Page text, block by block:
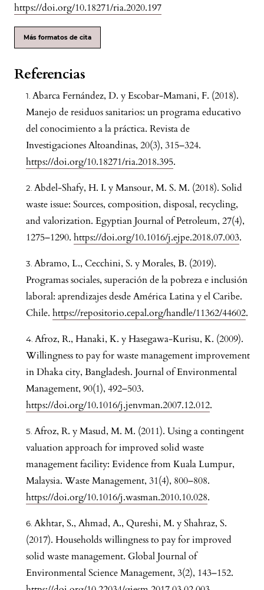
https://doi.org/10.18271/ria.2020.197
Más formatos de cita
Referencias
Abarca Fernández, D. y Escobar-Mamani, F. (2018).
Manejo de residuos sanitarios: un programa educativo
del conocimiento a la práctica. Revista de
Investigaciones Altoandinas, 20(3), 315–324.
https://doi.org/10.18271/ria.2018.395.
Abdel-Shafy, H. I. y Mansour, M. S. M. (2018). Solid
waste issue: Sources, composition, disposal, recycling,
and valorization. Egyptian Journal of Petroleum, 27(4),
1275–1290. https://doi.org/10.1016/j.ejpe.2018.07.003.
Abramo, L., Cecchini, S. y Morales, B. (2019).
Programas sociales, superación de la pobreza e inclusión
laboral: aprendizajes desde América Latina y el Caribe.
Chile. https://repositorio.cepal.org/handle/11362/44602.
Afroz, R., Hanaki, K. y Hasegawa-Kurisu, K. (2009).
Willingness to pay for waste management improvement
in Dhaka city, Bangladesh. Journal of Environmental
Management, 90(1), 492–503.
https://doi.org/10.1016/j.jenvman.2007.12.012.
Afroz, R. y Masud, M. M. (2011). Using a contingent
valuation approach for improved solid waste
management facility: Evidence from Kuala Lumpur,
Malaysia. Waste Management, 31(4), 800–808.
https://doi.org/10.1016/j.wasman.2010.10.028.
Akhtar, S., Ahmad, A., Qureshi, M. y Shahraz, S.
(2017). Households willingness to pay for improved
solid waste management. Global Journal of
Environmental Science Management, 3(2), 143–152.